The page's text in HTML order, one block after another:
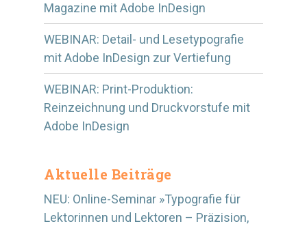
Magazine mit Adobe InDesign
WEBINAR: Detail- und Lesetypografie
mit Adobe InDesign zur Vertiefung
WEBINAR: Print-Produktion:
Reinzeichnung und Druckvorstufe mit
Adobe InDesign
Aktuelle Beiträge
NEU: Online-Seminar »Typografie für
Lektorinnen und Lektoren – Präzision,